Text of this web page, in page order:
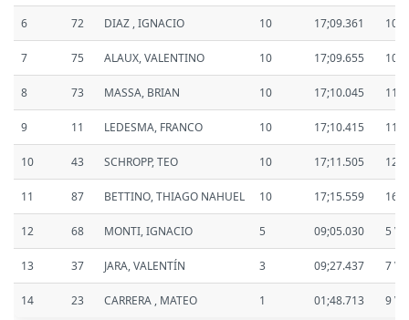
6 72 DIAZ , IGNACIO 10 17;09.361
7 75 ALAUX, VALENTINO 10 17;09.655
8 73 MASSA, BRIAN 10 17;10.045
9 11 LEDESMA, FRANCO 10 17;10.415
10 43 SCHROPP, TEO 10 17;11.505
11 87 BETTINO, THIAGO NAHUEL 10 17;15.559
12 68 MONTI, IGNACIO 5 09;05.030 5
13 37 JARA, VALENTÍN 3 09;27.437 7
14 23 CARRERA , MATEO 1 01;48.713 9